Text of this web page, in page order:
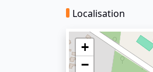
Localisation
+
−